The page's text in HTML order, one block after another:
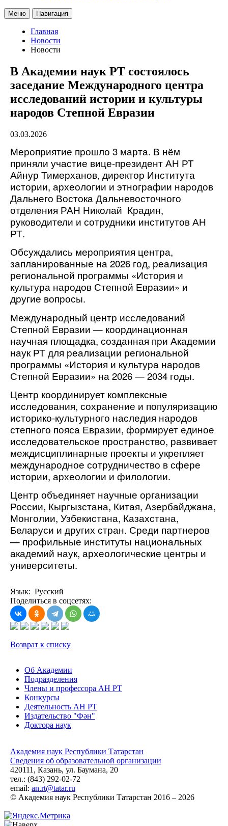
Меню Навигация
Главная
Новости
Новости
В Академии наук РТ состоялось
заседание Международного центра
исследований истории и культуры
народов Степной Евразии
03.03.2026
Мероприятие прошло 3 марта. В нём
приняли участие вице-президент АН РТ
Айнур Тимерханов, директор Института
истории, археологии и этнографии народов
Дальнего Востока Дальневосточного
отделения РАН Николай Крадин,
руководители и сотрудники институтов АН
РТ.
Обсуждались мероприятия центра,
запланированные на 2026 год, реализация
региональной программы «История и
культура народов Степной Евразии» и
другие вопросы.
Международный центр исследований
Степной Евразии — координационная
научная площадка, созданная при Академии
наук РТ для реализации региональной
программы «История и культура народов
Степной Евразии» на 2026 — 2034 годы.
Центр координирует комплексные
исследования, сохранение и популяризацию
историко-культурного наследия народов
степного пояса Евразии, формирует единое
исследовательское пространство, развивает
междисциплинарные проекты и укрепляет
международное сотрудничество в сфере
истории, археологии и филологии.
Центр объединяет научные организации
России, Кыргызстана, Китая, Азербайджана,
Монголии, Узбекистана, Казахстана,
Беларуси и других стран. Среди партнеров
— профильные институты национальных
академий наук, археологические центры и
университеты.
Язык: Русский
Поделиться в соцсетях:
Возврат к списку
Об Академии
Подразделения
Члены и профессора АН РТ
Конкурсы
Деятельность АН РТ
Издательство "Фән"
Доктора наук
Академия наук Республики Татарстан
Сведения об образовательной организации
420111, Казань, ул. Баумана, 20
тел.: (843) 292-02-72
email: an.rt@tatar.ru
© Академия наук Республики Татарстан 2016 – 2026